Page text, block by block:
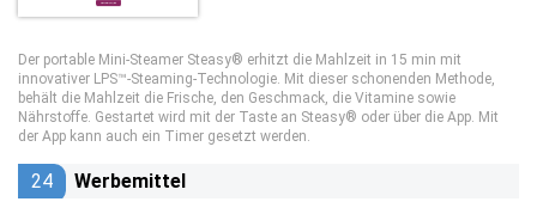
Der portable Mini-Steamer Steasy® erhitzt die Mahlzeit in 15 min mit
innovativer LPS™-Steaming-Technologie. Mit dieser schonenden Methode,
behält die Mahlzeit die Frische, den Geschmack, die Vitamine sowie
Nährstoffe. Gestartet wird mit der Taste an Steasy® oder über die App. Mit
der App kann auch ein Timer gesetzt werden.
24 Werbemittel